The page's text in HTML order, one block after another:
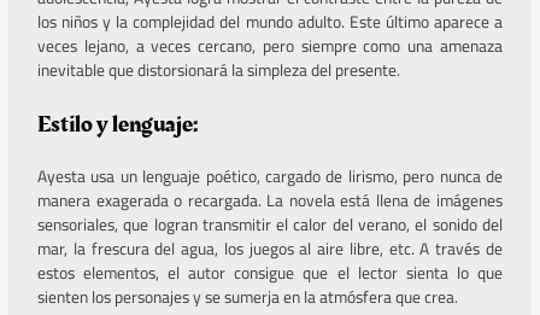
los niños y la complejidad del mundo adulto. Este último aparece a
veces lejano, a veces cercano, pero siempre como una amenaza
inevitable que distorsionará la simpleza del presente.
Estilo y lenguaje:
Ayesta usa un lenguaje poético, cargado de lirismo, pero nunca de
manera exagerada o recargada. La novela está llena de imágenes
sensoriales, que logran transmitir el calor del verano, el sonido del
mar, la frescura del agua, los juegos al aire libre, etc. A través de
estos elementos, el autor consigue que el lector sienta lo que
sienten los personajes y se sumerja en la atmósfera que crea.